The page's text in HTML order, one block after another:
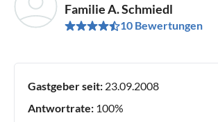
Familie A. Schmiedl
10 Bewertungen
Gastgeber seit: 23.09.2008
Antwortrate: 100%